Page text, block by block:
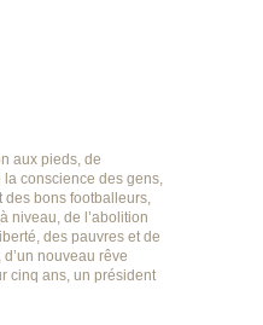
aux pieds, de
la conscience des gens,
des bons footballeurs,
niveau, de l’abolition
des pauvres et de
nouveau rêve
cinq ans, un président